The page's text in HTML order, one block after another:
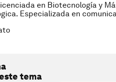
en Biotecnología y
Especializada en
tema